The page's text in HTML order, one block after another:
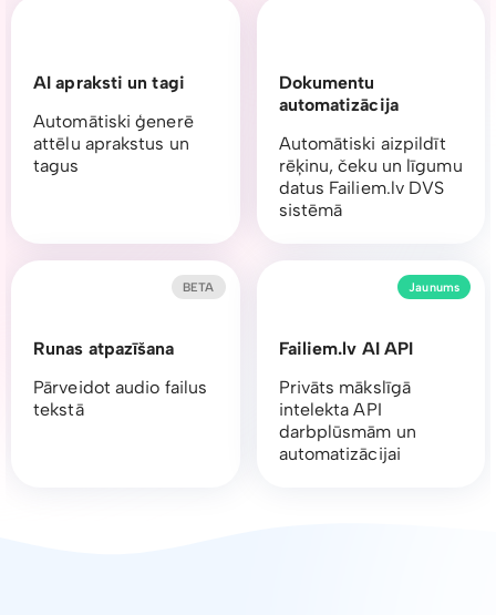
AI apraksti un tagi
Automātiski ģenerē
attēlu aprakstus un
tagus
Dokumentu
automatizācija
Automātiski aizpildīt
rēķinu, čeku un līgumu
datus Failiem.lv DVS
sistēmā
Runas atpazīšana
Pārveidot audio failus
tekstā
BETA
Failiem.lv AI API
Privāts mākslīgā
intelekta API
darbplūsmām un
automatizācijai
Jaunums